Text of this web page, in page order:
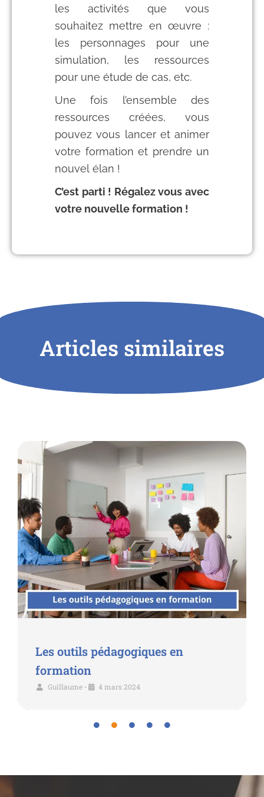
les activités que vous
souhaitez mettre en œuvre :
les personnages pour une
simulation, les ressources
pour une étude de cas, etc.
Une fois l’ensemble des
ressources créées, vous
pouvez vous lancer et animer
votre formation et prendre un
nouvel élan !
C’est parti ! Régalez vous avec
votre nouvelle formation !
Articles similaires
Les outils pédagogiques en
formation
Guillaume • 4 mars 2024